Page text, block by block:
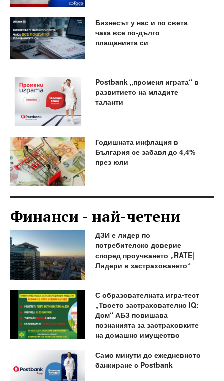
Бизнесът у нас и по света
чака все по-дълго
плащанията си
Postbank „променя играта“ в
развитието на младите
таланти
Годишната инфлация в
България се забавя до 4,4%
през юли
Финанси - най-четени
ДЗИ е лидер по
потребителско доверие
според проучването „RATE|
Лидери в застраховането“
С образователната игра-тест
„Твоето застрахователно IQ:
Дом“ АБЗ повишава
познанията за застраховките
на домашно имущество
Само минути до ежедневното
банкиране с Postbank